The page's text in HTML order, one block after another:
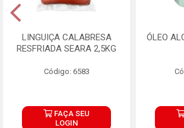
LINGUIÇA CALABRESA
RESFRIADA SEARA 2,5KG
Código: 6583
FAÇA SEU
LOGIN
ÓLEO